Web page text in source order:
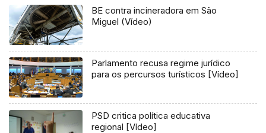
BE contra incineradora em São
Miguel (Vídeo)
Parlamento recusa regime jurídico
para os percursos turísticos [Vídeo]
PSD critica política educativa
regional [Vídeo]